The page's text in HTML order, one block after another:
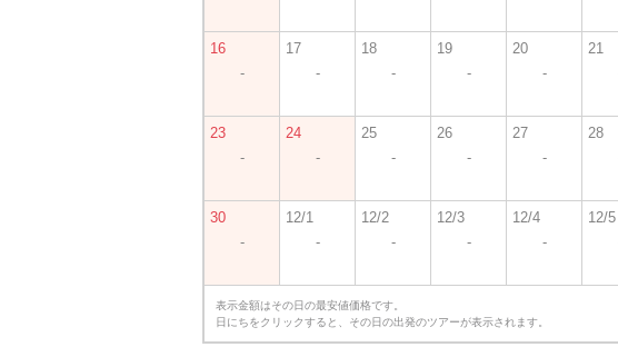
16
-
17
-
18
-
19
-
20
-
21
23
-
24
-
25
-
26
-
27
-
28
30
-
12/1
-
12/2
-
12/3
-
12/4
-
12/5
表示金額はその日の最安値価格です。
日にちをクリックすると、その日の出発のツアーが表示されます。